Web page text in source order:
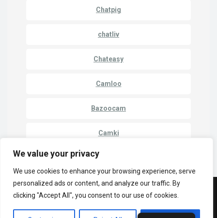
We value your privacy
We use cookies to enhance your browsing experience, serve
personalized ads or content, and analyze our traffic. By
clicking "Accept All", you consent to our use of cookies.
Chatpig
chatliv
Chateasy
Camloo
Bazoocam
Camki
© Copyright 2023 | LuckyCrush WebCams
Informativa sulla privacy Cammatch
Da camma a camma